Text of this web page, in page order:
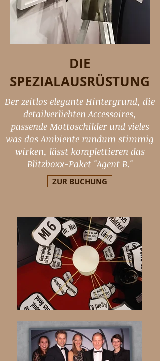
ZUR BUCHUNG
Der zeitlos elegante Hintergrund, die
detailverliebten Accessoires,
passende Mottoschilder und vieles
was das Ambiente rundum stimmig
wirken, lässt komplettieren das
Blitzboxx-Paket "Agent B."
DIE
SPEZIALAUSRÜSTUNG